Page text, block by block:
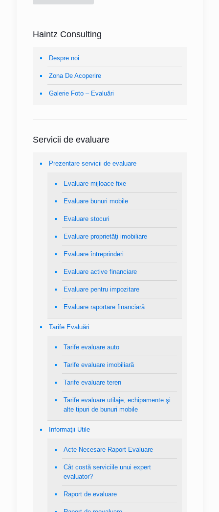
Haintz Consulting
Despre noi
Zona De Acoperire
Galerie Foto – Evaluări
Servicii de evaluare
Prezentare servicii de evaluare
Evaluare mijloace fixe
Evaluare bunuri mobile
Evaluare stocuri
Evaluare proprietăţi imobiliare
Evaluare întreprinderi
Evaluare active financiare
Evaluare pentru impozitare
Evaluare raportare financiară
Tarife Evaluări
Tarife evaluare auto
Tarife evaluare imobiliară
Tarife evaluare teren
Tarife evaluare utilaje, echipamente şi
alte tipuri de bunuri mobile
Informaţii Utile
Acte Necesare Raport Evaluare
Cât costă serviciile unui expert
evaluator?
Raport de evaluare